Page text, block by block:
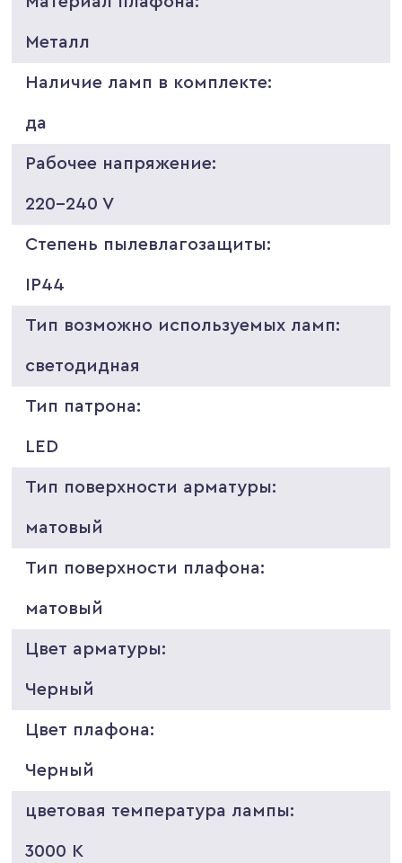
Металл
Наличие ламп в комплекте:
да
Рабочее напряжение:
220-240 V
Степень пылевлагозащиты:
IP44
Тип возможно используемых ламп:
светодидная
Тип патрона:
LED
Тип поверхности арматуры:
матовый
Тип поверхности плафона:
матовый
Цвет арматуры:
Черный
Цвет плафона:
Черный
цветовая температура лампы:
3000 K